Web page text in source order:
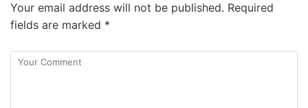
Your email address will not be published. Required
fields are marked *